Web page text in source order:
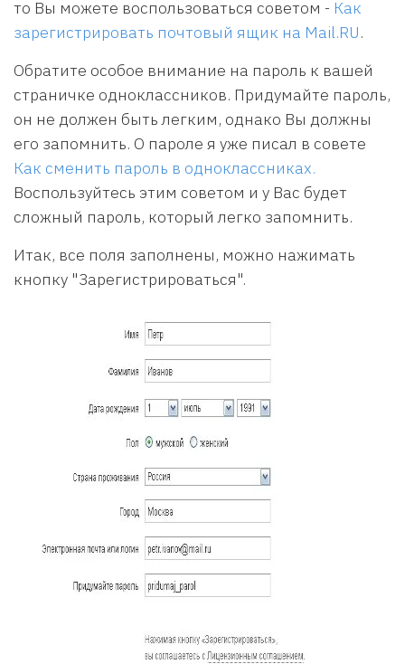
то Вы можете воспользоваться советом - Как
зарегистрировать почтовый ящик на Mail.RU.
Обратите особое внимание на пароль к вашей
страничке одноклассников. Придумайте пароль,
он не должен быть легким, однако Вы должны
его запомнить. О пароле я уже писал в совете
Как сменить пароль в одноклассниках.
Воспользуйтесь этим советом и у Вас будет
сложный пароль, который легко запомнить.
Итак, все поля заполнены, можно нажимать
кнопку "Зарегистрироваться".